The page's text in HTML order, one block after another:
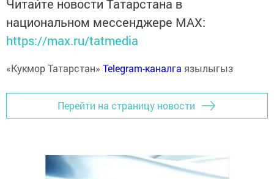
Читайте новости Татарстана в
национальном мессенджере MАХ:
https://max.ru/tatmedia
«Кукмор Татарстан» Telegram-каналга язылыгыз
Перейти на страницу новости